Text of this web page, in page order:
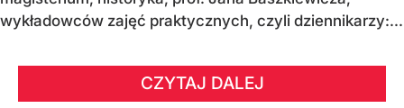
wykładowców zajęć praktycznych, czyli dziennikarzy:...
CZYTAJ DALEJ